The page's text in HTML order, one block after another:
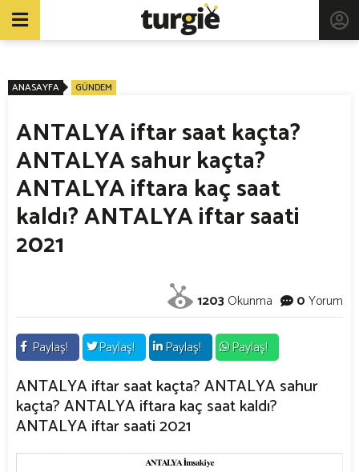
ANASAYFA GÜNDEM
ANTALYA iftar saat kaçta?
ANTALYA sahur kaçta?
ANTALYA iftara kaç saat
kaldı? ANTALYA iftar saati
2021
0Yorum
1203Okunma
Paylaş! Paylaş! Paylaş! Paylaş!
ANTALYA iftar saat kaçta? ANTALYA sahur
kaçta? ANTALYA iftara kaç saat kaldı?
ANTALYA iftar saati 2021